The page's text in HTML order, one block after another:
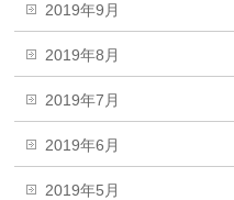
2019年9月
2019年8月
2019年7月
2019年6月
2019年5月